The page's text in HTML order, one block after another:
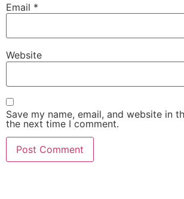
Email *
Website
Save my name, email, and website in
the next time I comment.